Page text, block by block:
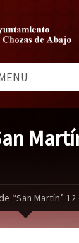
“San Martín”